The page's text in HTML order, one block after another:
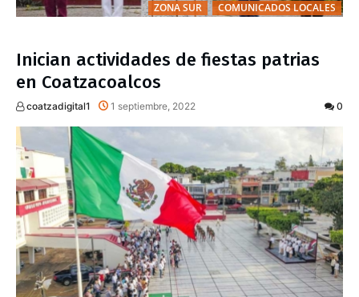
ZONA SUR COMUNICADOS LOCALES
Inician actividades de fiestas patrias
en Coatzacoalcos
coatzadigital1 1 septiembre, 2022 0